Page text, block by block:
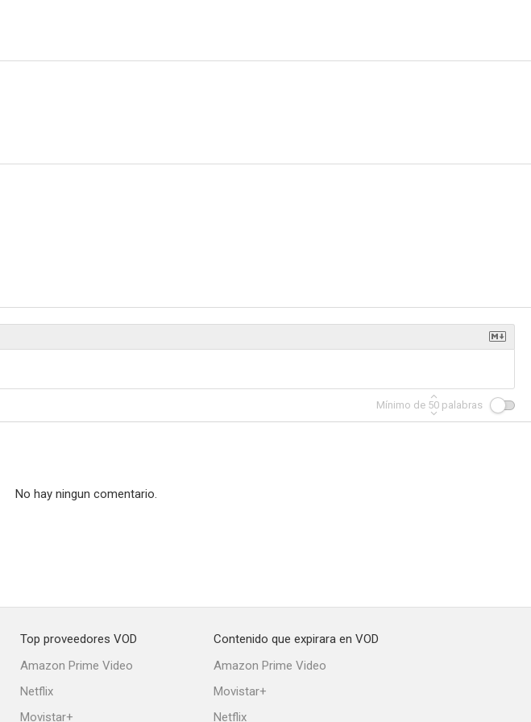
Mínimo de 50 palabras
No hay ningun comentario.
Top proveedores VOD
Amazon Prime Video
Netflix
Movistar+
Contenido que expirara en VOD
Amazon Prime Video
Movistar+
Netflix